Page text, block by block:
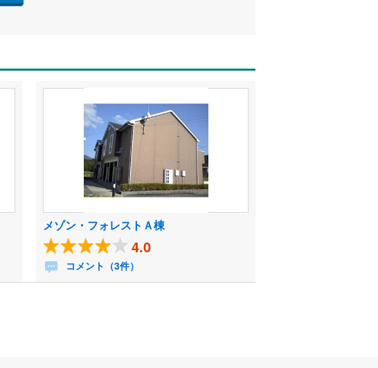
メゾン・フォレストＡ棟
4.0
コメント（3件）